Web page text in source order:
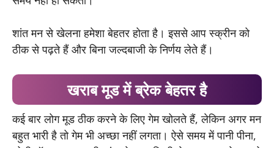
शांत मन से खेलना हमेशा बेहतर होता है। इससे आप स्क्रीन को
ठीक से पढ़ते हैं और बिना जल्दबाजी के निर्णय लेते हैं।
खराब मूड में ब्रेक बेहतर है
कई बार लोग मूड ठीक करने के लिए गेम खोलते हैं, लेकिन अगर मन
बहुत भारी है तो गेम भी अच्छा नहीं लगता। ऐसे समय में पानी पीना,